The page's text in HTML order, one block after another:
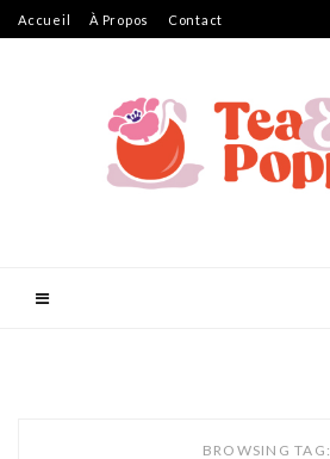
Accueil À Propos Contact
BROWSING TAG: